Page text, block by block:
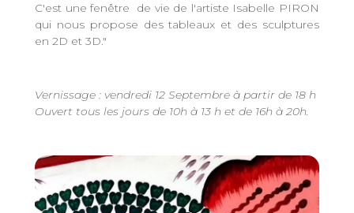
C'est une fenêtre de vie de l'artiste Isabelle PIRON
qui nous propose des tableaux et des sculptures
en 2D et 3D."
Vernissage : vendredi 12 Septembre à partir de 18 h
Ouvert tous les jours de 10h à 13 h et de 16h à 20h.